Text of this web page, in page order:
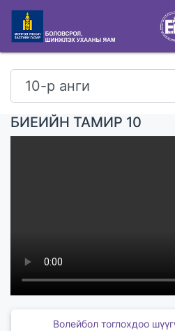
БИЕИЙН ТАМИР 10
Волейбол тоглохдоо